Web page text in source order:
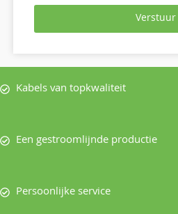
Verstuur
Kabels van topkwaliteit
Een gestroomlijnde productie
Persoonlijke service